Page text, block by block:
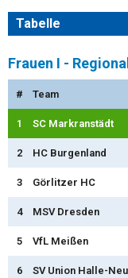
Tabelle
Frauen I -
# Team
1 SC Markranstädt
2 HC Burgenland
3 Görlitzer HC
4 MSV Dresden
5 VfL Meißen
6 SV Union Halle-